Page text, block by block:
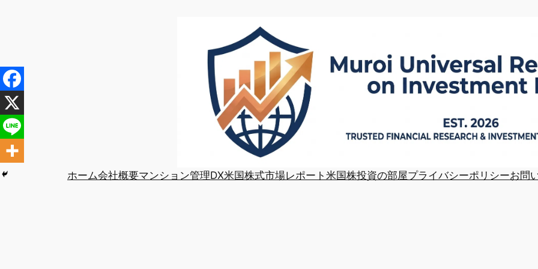
キ
ッ
プ
ホーム会社概要マンション管理DX米国株式市場レポート 米国株投資の部屋プライバシーポリシーお問